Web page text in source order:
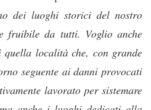
dei luoghi storici del nostro
fruibile da tutti. Voglio anche
località che, con grande
seguente ai danni provocati
lavorato per sistemare